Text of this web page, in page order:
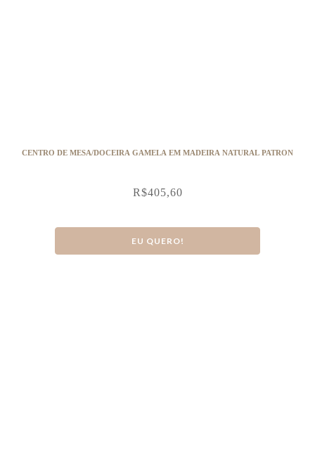
CENTRO DE MESA/DOCEIRA GAMELA EM MADEIRA NATURAL PATRON
R$405,60
EU QUERO!